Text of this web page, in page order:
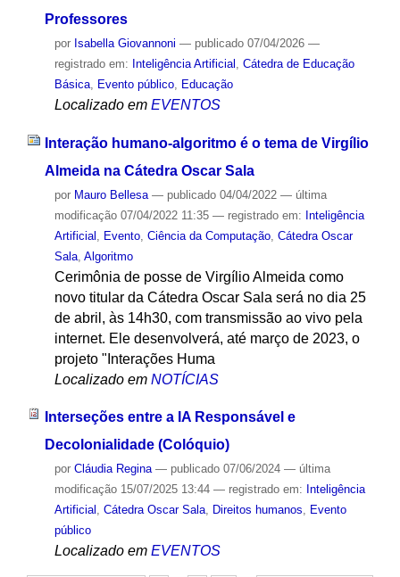
Professores
por Isabella Giovannoni — publicado07/04/2026 —
registrado em: Inteligência Artificial
Cátedra de Educação
Básica, Evento público, Educação
Localizado em EVENTOS
Interação humano-algoritmo é o tema de Virgílio
Almeida na Cátedra Oscar Sala
por Mauro Bellesa — publicado04/04/2022 — última
modificação07/04/2022 11:35 — registrado em: Inteligência
Artificial
Evento, Ciência da Computação, Cátedra Oscar
Sala, Algoritmo
Cerimônia de posse de Virgílio Almeida como
novo titular da Cátedra Oscar Sala será no dia 25
de abril, às 14h30, com transmissão ao vivo pela
internet. Ele desenvolverá, até março de 2023, o
projeto "Interações Huma
Localizado em NOTÍCIAS
Interseções entre a IA Responsável e
Decolonialidade (Colóquio)
por Cláudia Regina — publicado07/06/2024 — última
modificação15/07/2025 13:44 — registrado em: Inteligência
Artificial , Cátedra Oscar Sala, Direitos humanos, Evento
público
Localizado em EVENTOS